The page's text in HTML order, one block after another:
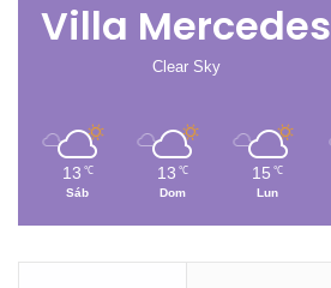
Villa Mercedes
Clear Sky
13 ℃
Sáb
13 ℃
Dom
15 ℃
Lun